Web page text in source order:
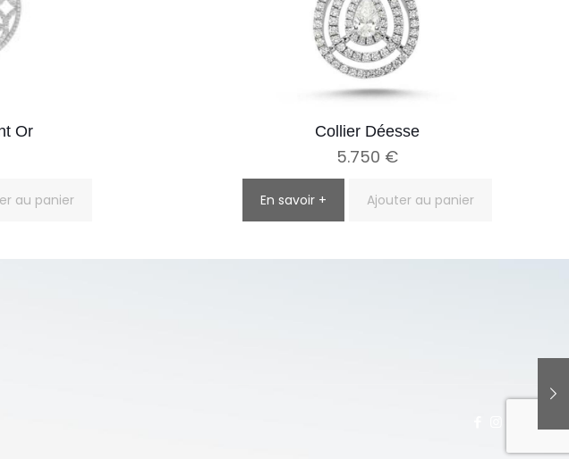
Or
au panier
Collier Déesse
5.750 €
En savoir + Ajouter au panier